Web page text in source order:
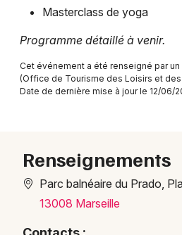
Sports en Provence-Alpes-
Newsletter des sorties
Actus à Marseille
Magazine à Marseille
Masterclass de yoga
Programme détaillé à venir.
Cet événement a été renseigné par
(Office de Tourisme des Loisirs et
Date de dernière mise à jour le 12/06/
Renseignements
Parc balnéaire du Prado,
13008 Marseille